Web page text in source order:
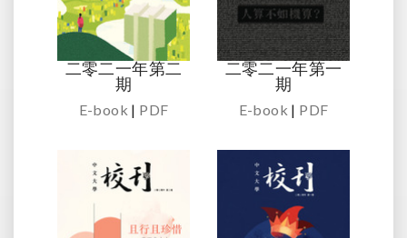
二零二一年第二
期
E-book | PDF
二零二一年第一
期
E-book | PDF